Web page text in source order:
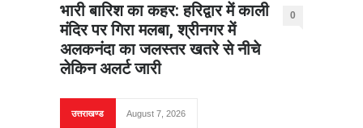
भारी बारिश का कहर: हरिद्वार में काली
मंदिर पर गिरा मलबा, श्रीनगर में
अलकनंदा का जलस्तर खतरे से नीचे
लेकिन अलर्ट जारी
0
उत्तराखण्ड August 7, 2026